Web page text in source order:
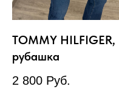
TOMMY HILFIGER,
рубашка
2 800 Руб.